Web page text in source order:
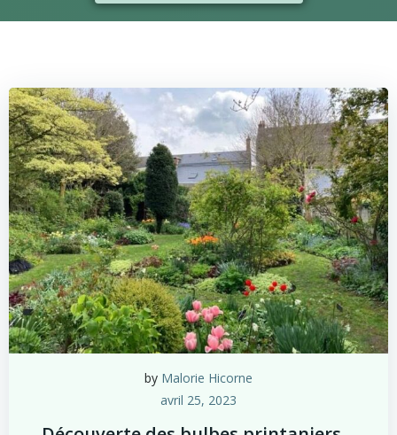
by Malorie Hicorne
avril 25, 2023